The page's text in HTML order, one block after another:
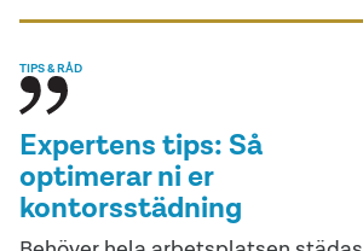
TIPS & RÅD
Expertens tips: Så
optimerar ni er
kontorsstädning